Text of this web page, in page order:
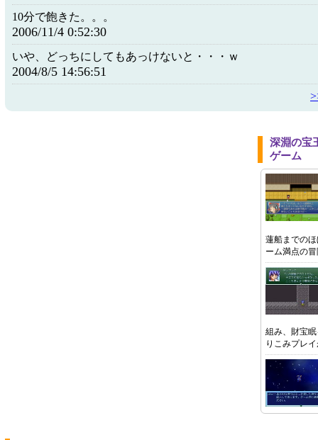
10分で飽きた。。。
2006/11/4 0:52:30
いや、どっちにしてもあっけないと・・・ｗ
2004/8/5 14:56:51
深淵の宝
ゲーム
蓮船までの
ーム満点の
組み、財宝
りこみプレ